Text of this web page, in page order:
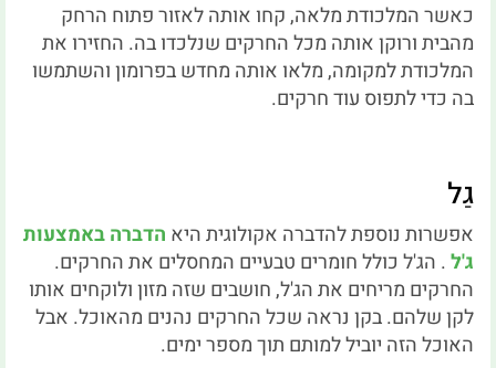
כאשר המלכודת מלאה, קחו אותה לאזור פתוח הרחק
מהבית ורוקן אותה מכל החרקים שנלכדו בה. החזירו את
המלכודת למקומה, מלאו אותה מחדש בפרומון והשתמשו
בה כדי לתפוס עוד חרקים.
גַל
אפשרות נוספת להדברה אקולוגית היא הדברה באמצעות
ג'ל. הג'ל כולל חומרים טבעיים המחסלים את החרקים.
החרקים מריחים את הג'ל, חושבים שזה מזון ולוקחים אותו
לקן שלהם.בקן נראה שכל החרקים נהנים מהאוכל. אבל
האוכל הזה יוביל למותם תוך מספר ימים.